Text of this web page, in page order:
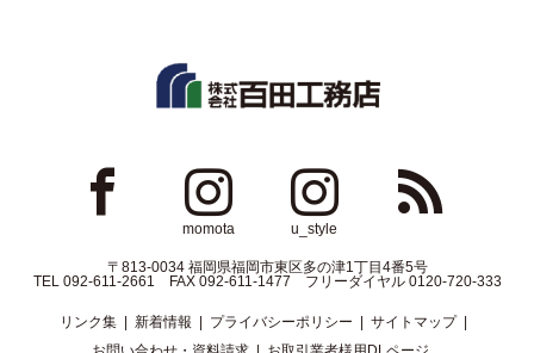
Instagram
momota
Instagram
u_style
RSS
〒813-0034 福岡県福岡市東区多の津1丁目4番5号
TEL 092-611-2661 FAX 092-611-1477 フリーダイヤル 0120-720-333
リンク集 新着情報 プライバシーポリシー
サイトマップ